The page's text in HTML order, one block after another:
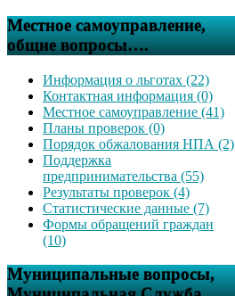
Местное самоуправление,
общие вопросы….
Информация о льготах (22)
Контактная информация (0)
Местное самоуправление (41)
Планы проверок (0)
Порядок обжалования НПА (2)
Поддержка
предпринимательства (55)
Результаты проверок (4)
Статистические данные (7)
Формы обращений граждан
(10)
Муниципальные вопросы,